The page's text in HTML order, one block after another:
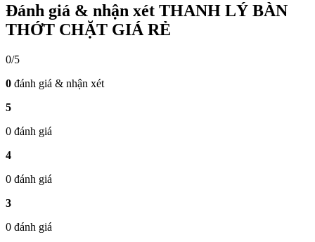
Đánh giá & nhận xét THANH LÝ BÀN
THỚT CHẶT GIÁ RẺ
0/5
0 đánh giá & nhận xét
5
0 đánh giá
4
0 đánh giá
3
0 đánh giá